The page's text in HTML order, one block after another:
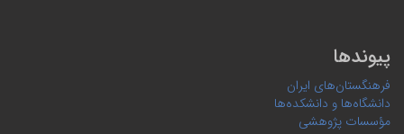
پیوندها
فرهنگستان‌های ایران
دانشگاه‌ها و دانشکده‌ها
مؤسسات پژوهشی